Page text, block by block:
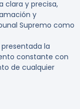
clara y precisa,
y
Supremo como
presentada la
constante con
de cualquier